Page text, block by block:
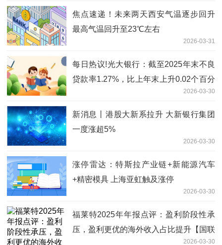
焦点速递！未来两天西安气温逐步回升
最高气温回升至23℃左右
2026-03-31
每日热议!光大银行：截至2025年末不良
贷款率1.27%，比上年末上升0.02个百分
2026-03-30
新消息丨港股大新系拉升 大新银行集团
一度涨超5%
2026-03-30
涨停雷达：特斯拉产业链+新能源汽车
+精密模具 上海亚虹触及涨停
2026-03-30
福莱特2025年年报点评：盈利阶段性承
压，盈利更优的海外收入占比提升【国联
2026-03-30